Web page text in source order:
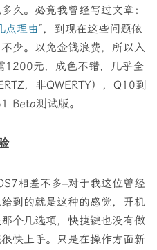
久。必竟我曾经写过文章：
点理由”，到现在这些问题依
少。以免金钱浪费，所以入
1200元，成色不错，几乎全
，非QWERTY），Q10到
Beta测试版。
相差不多–对于我这位曾经
到的就是这种的感觉，开机
个几选项，快捷键也没有做
快上手。只是在操作方面新